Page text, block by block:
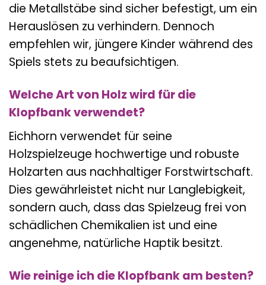
die Metallstäbe sind sicher befestigt, um ein
Herauslösen zu verhindern. Dennoch
empfehlen wir, jüngere Kinder während des
Spiels stets zu beaufsichtigen.
Welche Art von Holz wird für die
Klopfbank verwendet?
Eichhorn verwendet für seine
Holzspielzeuge hochwertige und robuste
Holzarten aus nachhaltiger Forstwirtschaft.
Dies gewährleistet nicht nur Langlebigkeit,
sondern auch, dass das Spielzeug frei von
schädlichen Chemikalien ist und eine
angenehme, natürliche Haptik besitzt.
Wie reinige ich die Klopfbank am besten?